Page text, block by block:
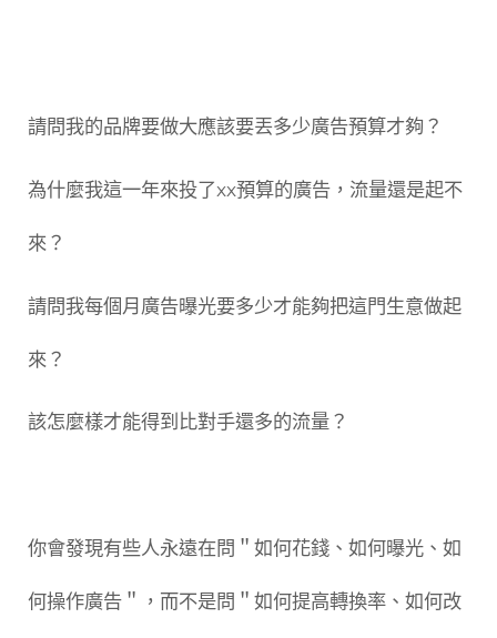
請問我的品牌要做大應該要丟多少廣告預算才夠？
為什麼我這一年來投了xx預算的廣告，流量還是起不
來？
請問我每個月廣告曝光要多少才能夠把這門生意做起
來？
該怎麼樣才能得到比對手還多的流量？
你會發現有些人永遠在問＂如何花錢、如何曝光、如
何操作廣告＂，而不是問＂如何提高轉換率、如何改